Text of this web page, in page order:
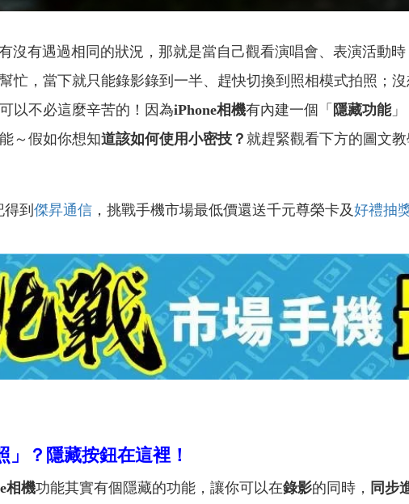
沒有遇過相同的狀況，那就是當自己觀看演唱會、表演活動
忙，當下就只能錄影錄到一半、趕快切換到照相模式拍照；
以不必這麼辛苦的！因為iPhone相機有內建一個「 隱藏功能」
～假如你想知道該如何使用小密技？ 就趕緊觀看下方的圖文教
到 傑昇通信 ，挑戰手機市場最低價還送千元尊榮卡及好禮抽
」？隱藏按鈕在這裡！
相機功能其實有個隱藏的功能，讓你可以在錄影的同時， 同步